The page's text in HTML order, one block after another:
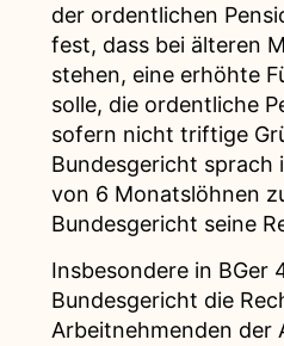
der ordentlichen
fest, dass bei älteren
stehen, eine erhöhte
solle, die ordentliche
sofern nicht triftige
Bundesgericht sprach
von 6 Monatslöhnen
Bundesgericht seine
Insbesondere in BGer
Bundesgericht die
Arbeitnehmenden der